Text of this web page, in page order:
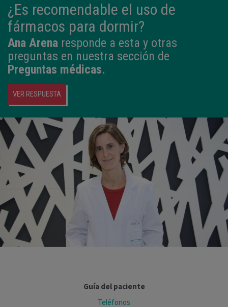
¿Es recomendable el uso de
fármacos para dormir?
Ana Arena responde a esta y otras
preguntas en nuestra sección de
Preguntas médicas.
VER RESPUESTA
Guía del paciente
Teléfonos